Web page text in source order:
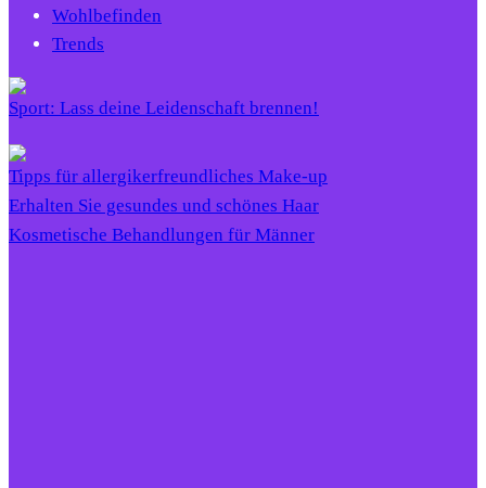
Wohlbefinden
Trends
Sport: Lass deine Leidenschaft brennen!
Tipps für allergikerfreundliches Make-up
Erhalten Sie gesundes und schönes Haar
Kosmetische Behandlungen für Männer